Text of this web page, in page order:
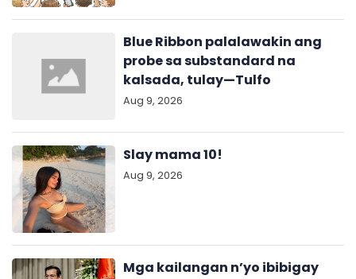
Blue Ribbon palalawakin ang
probe sa substandard na
kalsada, tulay—Tulfo
Aug 9, 2026
Slay mama 10!
Aug 9, 2026
Mga kailangan n’yo ibibigay